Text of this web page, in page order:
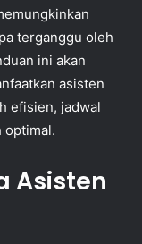
terganggu oleh
ini akan
asisten
efisien, jadwal
optimal.
Asisten